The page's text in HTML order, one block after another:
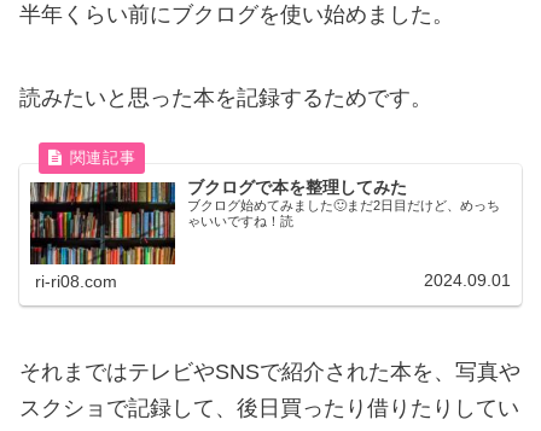
半年くらい前にブクログを使い始めました。
読みたいと思った本を記録するためです。
ブクログで本を整理してみた
ブクログ始めてみました🙂まだ2日目だけど、めっち
ゃいいですね！読
ri-ri08.com 2024.09.01
それまではテレビやSNSで紹介された本を、写真や
スクショで記録して、後日買ったり借りたりしてい